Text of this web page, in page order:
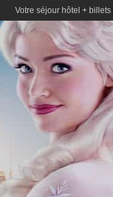
Votre séjour hôtel +